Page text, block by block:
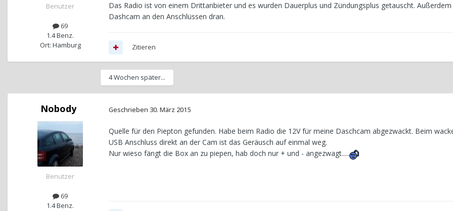
Benutzer
69
1.4 Benz.
Ort: Hamburg
Das Radio ist von einem Drittanbieter und es wurden Dauerplus und Zündungsplus getauscht.
Dashcam an den Anschlüssen dran.
Zitieren
4 Wochen später...
Nobody
Benutzer
69
1.4 Benz.
Geschrieben 30. März 2015
Quelle für den Piepton gefunden. Habe beim Radio die 12V für meine Daschcam abgezwackt. Beim
USB Anschluss direkt an der Cam ist das Geräusch auf einmal weg.
Nur wieso fängt die Box an zu piepen, hab doch nur + und - angezwagt.....